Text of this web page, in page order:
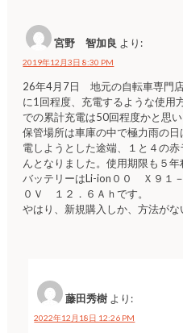
宮野 智加良 より:
2019年12月3日 8:30 PM
26年4月7日 地元の自転車専門
に1回程度、充電するような使用
での累計充電は50回程度かと思い
保管場所は車庫の中で極力雨の
電しようとした途端、１と４の
んとなりました。使用期限も５
バッテリーはLi-ion００ Ｘ９１
０Ｖ １２．６Ａｈです。
やはり、新規購入しか、方法がな
藤田秀樹 より:
2022年12月18日 12:26 PM